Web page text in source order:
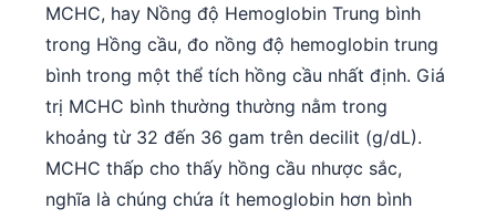
MCHC, hay Nồng độ Hemoglobin Trung bình
trong Hồng cầu, đo nồng độ hemoglobin trung
bình trong một thể tích hồng cầu nhất định. Giá
trị MCHC bình thường thường nằm trong
khoảng từ 32 đến 36 gam trên decilit (g/dL).
MCHC thấp cho thấy hồng cầu nhược sắc,
nghĩa là chúng chứa ít hemoglobin hơn bình
Română
简体中文
فارسی
Български
Dansk